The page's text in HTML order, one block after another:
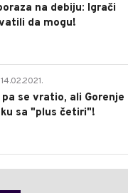
na debiju: Igrači
da mogu!
14.02.2021.
se vratio, ali Gorenje
sa "plus četiri"!